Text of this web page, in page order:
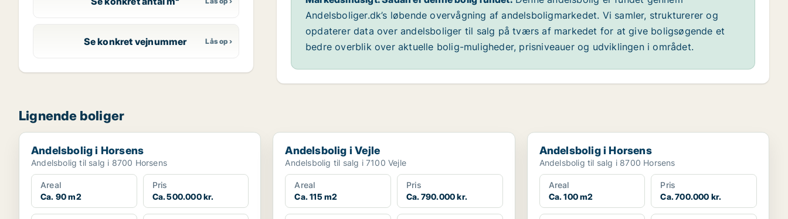
Se konkret vejnummer
Andelsboliger.dk’s løbende overvågning af andelsboligmarkedet. Vi samler, strukturerer og
opdaterer data over andelsboliger til salg på tværs af markedet for at give boligsøgende et
bedre overblik over aktuelle bolig-muligheder, prisniveauer og udviklingen i området.
Lignende boliger
Andelsbolig i Horsens
Andelsbolig i Horsens
Andelsbolig til salg i 8700 Horsens
Areal
Ca. 90 m2
Pris
Ca. 500.000 kr.
Andelsbolig i Vejle
Andelsbolig i Vejle
Andelsbolig til salg i 7100 Vejle
Areal
Ca. 115 m2
Pris
Ca. 790.000 kr.
Andelsbolig i Horsens
Andelsbolig i Horsens
Andelsbolig til salg i 8700 Horsens
Areal
Ca. 100 m2
Pris
Ca. 700.000 kr.